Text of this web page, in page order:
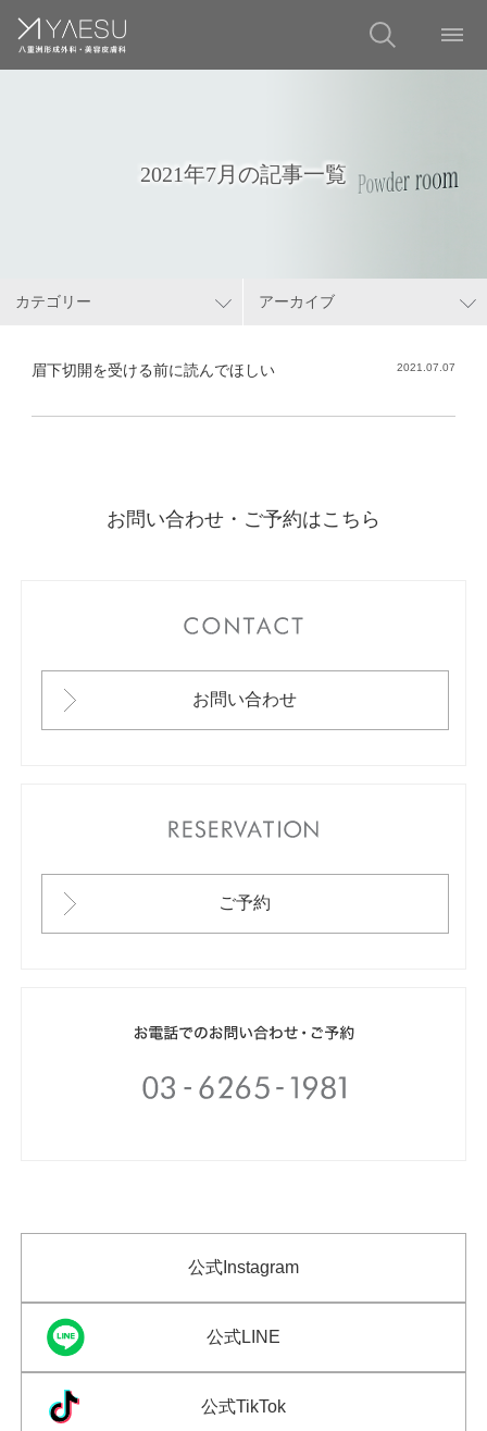
2021年7月の記事一覧
カテゴリー アーカイブ
眉下切開を受ける前に読んでほしい 2021.07.07
お問い合わせ・ご予約はこちら
お問い合わせ
ご予約
公式Instagram
公式LINE
公式TikTok